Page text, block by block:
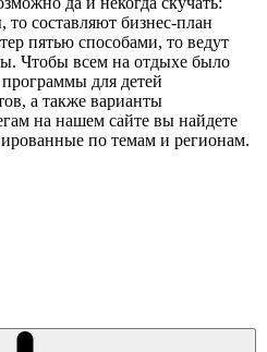
то составляют бизнес-план
пятью способами, то ведут
Чтобы всем на отдыхе было
для детей
а также варианты
на нашем сайте вы найдете
по темам и регионам.